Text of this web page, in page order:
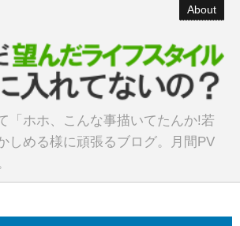
About
「ホホ、こんな事描いてたんか!若
しめる様に頑張るブログ。月間PV